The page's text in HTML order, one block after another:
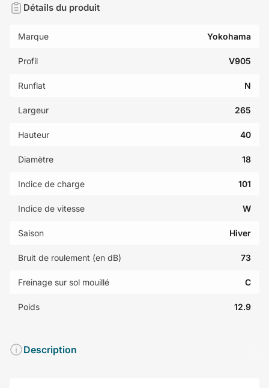
Détails du produit
Marque Yokohama
Profil V905
Runflat N
Largeur 265
Hauteur 40
Diamètre 18
Indice de charge 101
Indice de vitesse W
Saison Hiver
Bruit de roulement (en dB) 73
Freinage sur sol mouillé C
Poids 12.9
Description